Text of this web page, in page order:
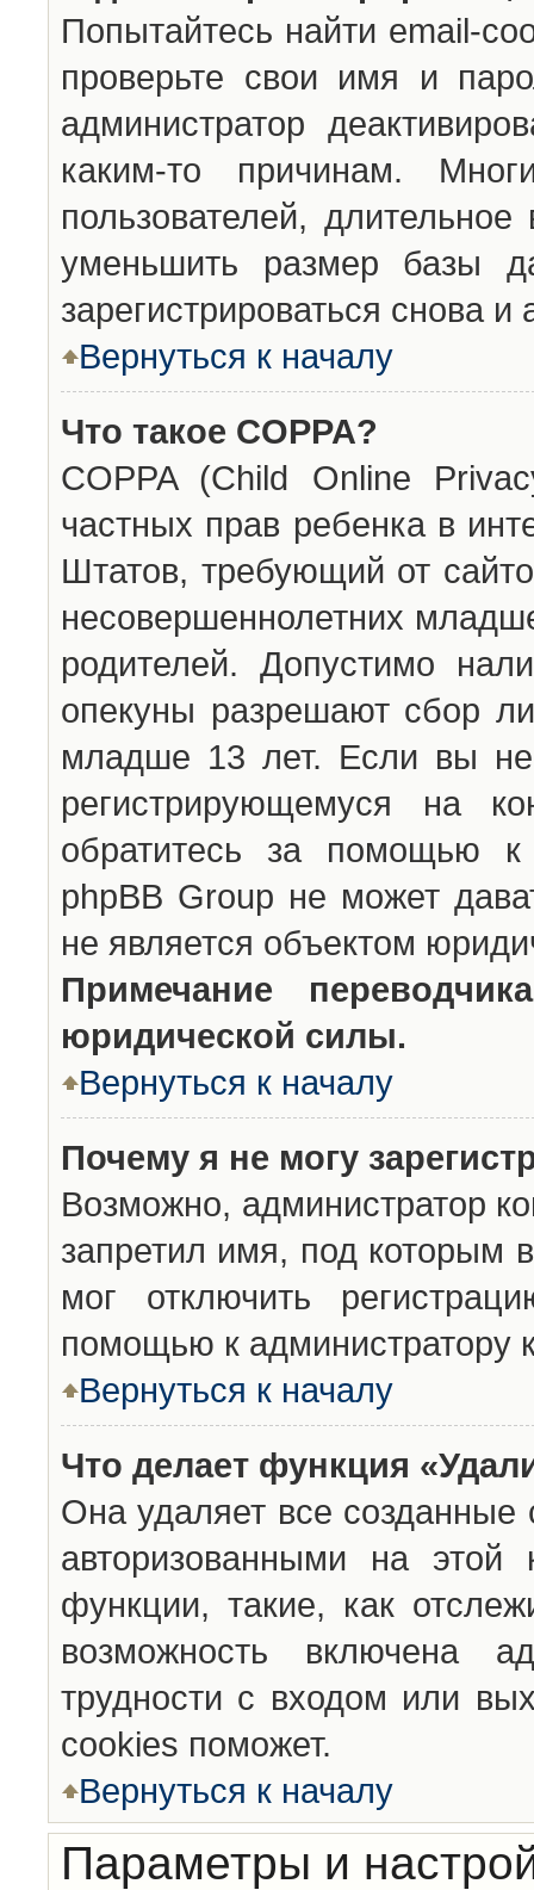
Попытайтесь найти email-
проверьте свои имя и
администратор
каким-то причинам.
пользователей,
уменьшить размер базы
зарегистрироваться снова и
Вернуться к началу
Что такое COPPA?
COPPA (Child Online
частных прав ребенка в
Штатов, требующий от
несовершеннолетних
родителей. Допустимо
опекуны разрешают сбор
младше 13 лет. Если вы
регистрирующемуся на
обратитесь за помощью к
phpBB Group не может
не является объектом
Примечание
юридической силы.
Вернуться к началу
Почему я не могу
Возможно, администратор
запретил имя, под которым
мог отключить
помощью к администратору
Вернуться к началу
Что делает функция
Она удаляет все созданные
авторизованными на
функции, такие, как
возможность включена
трудности с входом или
cookies поможет.
Вернуться к началу
Параметры и